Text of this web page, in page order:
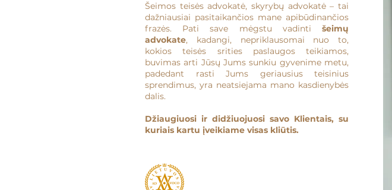
Šeimos teisės advokatė, skyrybų advokatė – tai
dažniausiai pasitaikančios mane apibūdinančios
frazės. Pati save mėgstu vadinti šeimų
advokate, kadangi, nepriklausomai nuo to,
kokios teisės srities paslaugos teikiamos,
buvimas arti Jūsų Jums sunkiu gyvenime metu,
padedant rasti Jums geriausius teisinius
sprendimus, yra neatsiejama mano kasdienybės
dalis.
Džiaugiuosi ir didžiuojuosi savo Klientais, su
kuriais kartu įveikiame visas kliūtis.